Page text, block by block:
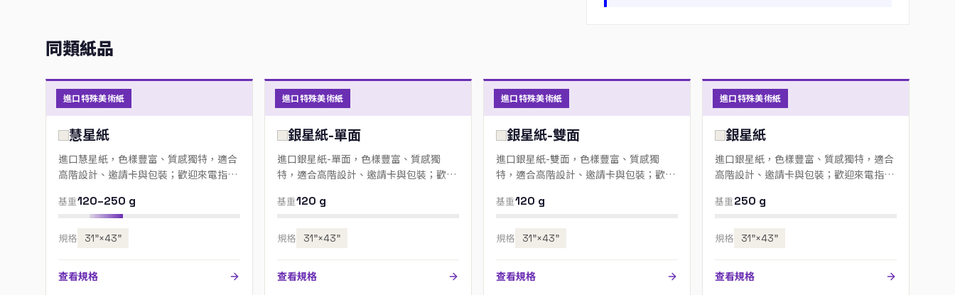
同類紙品
進口特殊美術紙
慧星紙
進口慧星紙，色樣豐富、質感獨特，適合
高階設計、邀請卡與包裝；歡迎來電指定
基重120–250 g
規格 31”×43”
查看規格
進口特殊美術紙
銀星紙-單面
進口銀星紙-單面，色樣豐富、質感獨
特，適合高階設計、邀請卡與包裝；歡迎
基重120 g
規格 31”×43”
查看規格
進口特殊美術紙
銀星紙-雙面
進口銀星紙-雙面，色樣豐富、質感獨
特，適合高階設計、邀請卡與包裝；歡迎
基重120 g
規格 31”×43”
查看規格
進口特殊美術紙
銀星紙
進口銀星紙，色樣豐富、質感獨特，適合
高階設計、邀請卡與包裝；歡迎來電指定
基重250 g
規格 31”×43”
查看規格